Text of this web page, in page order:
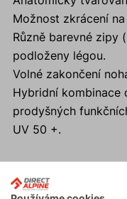
Možnost zkrácení
Různě barevné zipy
podloženy légou.
Volné zakončení
Hybridní kombinace
prodyšných
UV 50 +.